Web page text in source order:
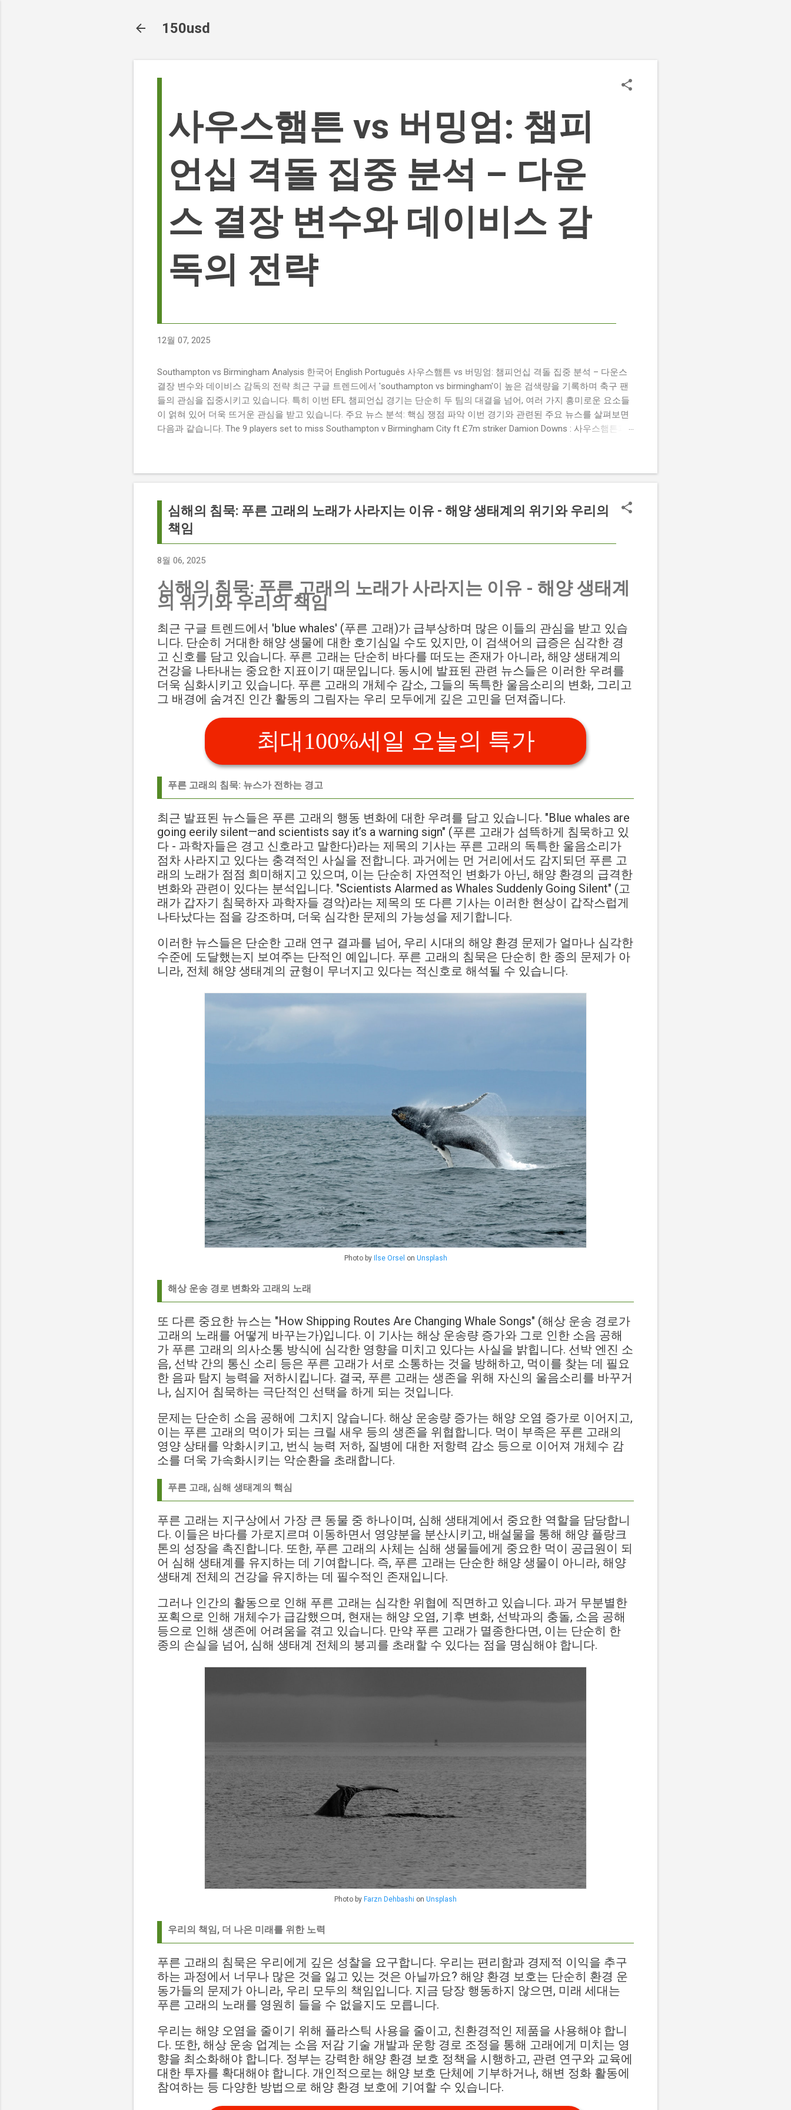
150usd
사우스햄튼 vs 버밍엄: 챔피
언십 격돌 집중 분석 – 다운
스 결장 변수와 데이비스 감
독의 전략
12월 07, 2025
Southampton vs Birmingham Analysis 한국어 English Português 사우스햄튼 vs 버밍엄: 챔피언십 격돌 집중 분석 – 다운스
결장 변수와 데이비스 감독의 전략 최근 구글 트렌드에서 'southampton vs birmingham'이 높은 검색량을 기록하며 축구 팬
들의 관심을 집중시키고 있습니다. 특히 이번 EFL 챔피언십 경기는 단순히 두 팀의 대결을 넘어, 여러 가지 흥미로운 요소들
이 얽혀 있어 더욱 뜨거운 관심을 받고 있습니다. 주요 뉴스 분석: 핵심 쟁점 파악 이번 경기와 관련된 주요 뉴스를 살펴보면
다음과 같습니다. The 9 players set to miss Southampton v Birmingham City ft £7m striker Damion Downs : 사우스햄튼과
경기 당일 실시간 스코어 업데이트를 제공하는 뉴스로, 팬들의 높은 관심도를 반영합니다. Chris Davies: Birmingham City
boss says his side have to try to "be themselves" away from home : 버밍엄 시티의 크리스 데이비스 감독은 원정 경기에서
팀 고유의 색깔을 유지하는 것이 중요하다고 강조했습니다. ...
심해의 침묵: 푸른 고래의 노래가 사라지는 이유 - 해양 생태계의 위기와 우리의
책임
8월 06, 2025
심해의 침묵: 푸른 고래의 노래가 사라지는 이유 - 해양 생태계
의 위기와 우리의 책임
최근 구글 트렌드에서 'blue whales' (푸른 고래)가 급부상하며 많은 이들의 관심을 받고 있습
니다. 단순히 거대한 해양 생물에 대한 호기심일 수도 있지만, 이 검색어의 급증은 심각한 경
고 신호를 담고 있습니다. 푸른 고래는 단순히 바다를 떠도는 존재가 아니라, 해양 생태계의
건강을 나타내는 중요한 지표이기 때문입니다. 동시에 발표된 관련 뉴스들은 이러한 우려를
더욱 심화시키고 있습니다. 푸른 고래의 개체수 감소, 그들의 독특한 울음소리의 변화, 그리고
그 배경에 숨겨진 인간 활동의 그림자는 우리 모두에게 깊은 고민을 던져줍니다.
최대100%세일 오늘의 특가
푸른 고래의 침묵: 뉴스가 전하는 경고
최근 발표된 뉴스들은 푸른 고래의 행동 변화에 대한 우려를 담고 있습니다. "Blue whales are
going eerily silent—and scientists say it’s a warning sign" (푸른 고래가 섬뜩하게 침묵하고 있
다 - 과학자들은 경고 신호라고 말한다)라는 제목의 기사는 푸른 고래의 독특한 울음소리가
점차 사라지고 있다는 충격적인 사실을 전합니다. 과거에는 먼 거리에서도 감지되던 푸른 고
래의 노래가 점점 희미해지고 있으며, 이는 단순히 자연적인 변화가 아닌, 해양 환경의 급격한
변화와 관련이 있다는 분석입니다. "Scientists Alarmed as Whales Suddenly Going Silent" (고
래가 갑자기 침묵하자 과학자들 경악)라는 제목의 또 다른 기사는 이러한 현상이 갑작스럽게
나타났다는 점을 강조하며, 더욱 심각한 문제의 가능성을 제기합니다.
이러한 뉴스들은 단순한 고래 연구 결과를 넘어, 우리 시대의 해양 환경 문제가 얼마나 심각한
수준에 도달했는지 보여주는 단적인 예입니다. 푸른 고래의 침묵은 단순히 한 종의 문제가 아
니라, 전체 해양 생태계의 균형이 무너지고 있다는 적신호로 해석될 수 있습니다.
Photo by Ilse Orsel on Unsplash
해상 운송 경로 변화와 고래의 노래
또 다른 중요한 뉴스는 "How Shipping Routes Are Changing Whale Songs" (해상 운송 경로가
고래의 노래를 어떻게 바꾸는가)입니다. 이 기사는 해상 운송량 증가와 그로 인한 소음 공해
가 푸른 고래의 의사소통 방식에 심각한 영향을 미치고 있다는 사실을 밝힙니다. 선박 엔진 소
음, 선박 간의 통신 소리 등은 푸른 고래가 서로 소통하는 것을 방해하고, 먹이를 찾는 데 필요
한 음파 탐지 능력을 저하시킵니다. 결국, 푸른 고래는 생존을 위해 자신의 울음소리를 바꾸거
나, 심지어 침묵하는 극단적인 선택을 하게 되는 것입니다.
문제는 단순히 소음 공해에 그치지 않습니다. 해상 운송량 증가는 해양 오염 증가로 이어지고,
이는 푸른 고래의 먹이가 되는 크릴 새우 등의 생존을 위협합니다. 먹이 부족은 푸른 고래의
영양 상태를 악화시키고, 번식 능력 저하, 질병에 대한 저항력 감소 등으로 이어져 개체수 감
소를 더욱 가속화시키는 악순환을 초래합니다.
푸른 고래, 심해 생태계의 핵심
푸른 고래는 지구상에서 가장 큰 동물 중 하나이며, 심해 생태계에서 중요한 역할을 담당합니
다. 이들은 바다를 가로지르며 이동하면서 영양분을 분산시키고, 배설물을 통해 해양 플랑크
톤의 성장을 촉진합니다. 또한, 푸른 고래의 사체는 심해 생물들에게 중요한 먹이 공급원이 되
어 심해 생태계를 유지하는 데 기여합니다. 즉, 푸른 고래는 단순한 해양 생물이 아니라, 해양
생태계 전체의 건강을 유지하는 데 필수적인 존재입니다.
그러나 인간의 활동으로 인해 푸른 고래는 심각한 위협에 직면하고 있습니다. 과거 무분별한
포획으로 인해 개체수가 급감했으며, 현재는 해양 오염, 기후 변화, 선박과의 충돌, 소음 공해
등으로 인해 생존에 어려움을 겪고 있습니다. 만약 푸른 고래가 멸종한다면, 이는 단순히 한
종의 손실을 넘어, 심해 생태계 전체의 붕괴를 초래할 수 있다는 점을 명심해야 합니다.
Photo by Farzn Dehbashi on Unsplash
우리의 책임, 더 나은 미래를 위한 노력
푸른 고래의 침묵은 우리에게 깊은 성찰을 요구합니다. 우리는 편리함과 경제적 이익을 추구
하는 과정에서 너무나 많은 것을 잃고 있는 것은 아닐까요? 해양 환경 보호는 단순히 환경 운
동가들의 문제가 아니라, 우리 모두의 책임입니다. 지금 당장 행동하지 않으면, 미래 세대는
푸른 고래의 노래를 영원히 들을 수 없을지도 모릅니다.
우리는 해양 오염을 줄이기 위해 플라스틱 사용을 줄이고, 친환경적인 제품을 사용해야 합니
다. 또한, 해상 운송 업계는 소음 저감 기술 개발과 운항 경로 조정을 통해 고래에게 미치는 영
향을 최소화해야 합니다. 정부는 강력한 해양 환경 보호 정책을 시행하고, 관련 연구와 교육에
대한 투자를 확대해야 합니다. 개인적으로는 해양 보호 단체에 기부하거나, 해변 정화 활동에
참여하는 등 다양한 방법으로 해양 환경 보호에 기여할 수 있습니다.